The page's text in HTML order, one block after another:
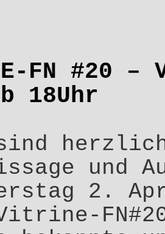
FN #20 –
18Uhr
und
2.